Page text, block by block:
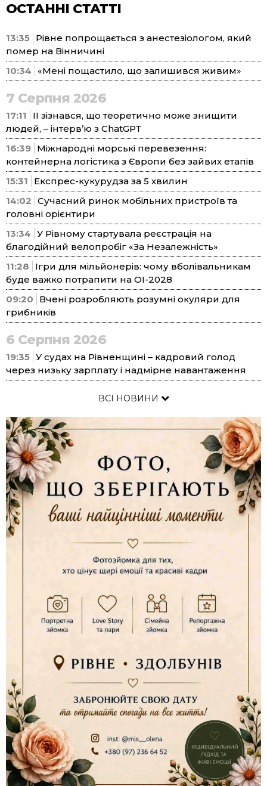
ОСТАННІ СТАТТІ
13:35 Рівне попрощається з анестезіологом, який
помер на Вінничині
10:34
«Мені пощастило, що залишився живим»
7 Серпня 2026
17:11
ІІ зізнався, що теоретично може знищити
людей, – інтерв’ю з ChatGPT
16:39 Міжнародні морські перевезення:
контейнерна логістика з Європи без зайвих етапів
15:31
Експрес-кукурудза за 5 хвилин
14:02 Сучасний ринок мобільних пристроїв та
головні орієнтири
13:34 У Рівному стартувала реєстрація на
благодійний велопробіг «За Незалежність»
11:28
Ігри для мільйонерів: чому вболівальникам
буде важко потрапити на ОІ-2028
09:20
Вчені розробляють розумні окуляри для
грибників
6 Серпня 2026
19:35 У судах на Рівненщині – кадровий голод
через низьку зарплату і надмірне навантаження
ВСІ НОВИНИ